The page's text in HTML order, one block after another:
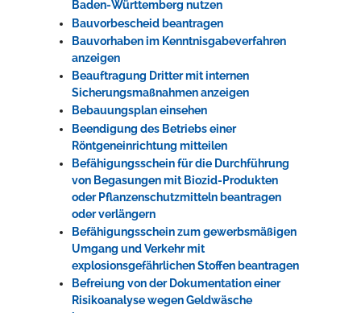
Baden-Württemberg nutzen
Bauvorbescheid beantragen
Bauvorhaben im Kenntnisgabeverfahren
anzeigen
Beauftragung Dritter mit internen
Sicherungsmaßnahmen anzeigen
Bebauungsplan einsehen
Beendigung des Betriebs einer
Röntgeneinrichtung mitteilen
Befähigungsschein für die Durchführung
von Begasungen mit Biozid-Produkten
oder Pflanzenschutzmitteln beantragen
oder verlängern
Befähigungsschein zum gewerbsmäßigen
Umgang und Verkehr mit
explosionsgefährlichen Stoffen beantragen
Befreiung von der Dokumentation einer
Risikoanalyse wegen Geldwäsche